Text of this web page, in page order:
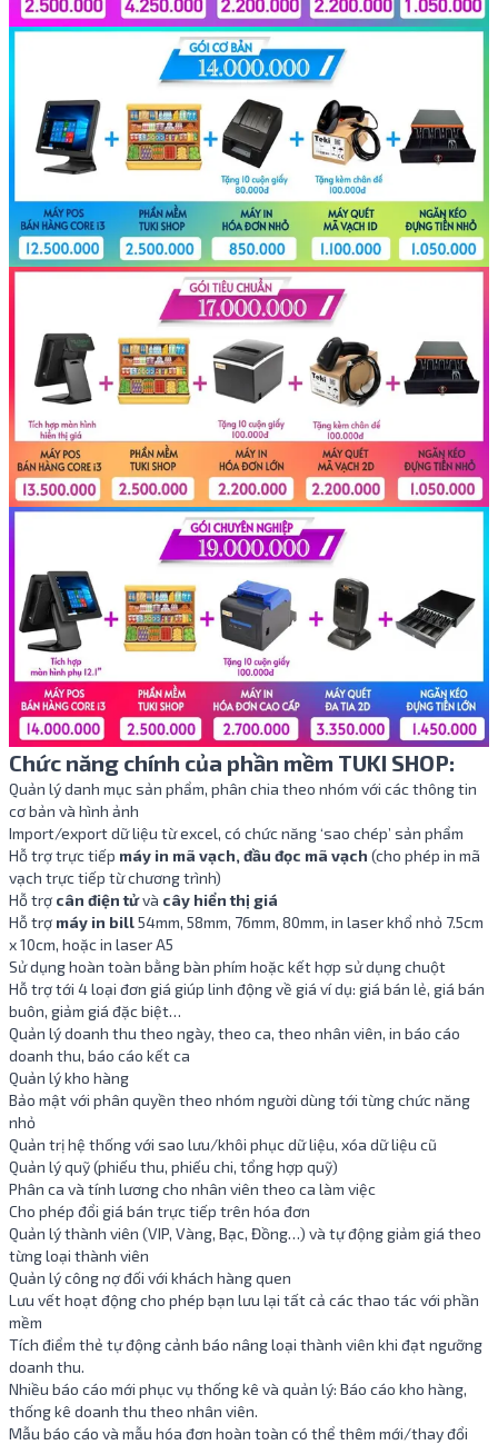
Chức năng chính của phần mềm TUKI SHOP:
Quản lý danh mục sản phẩm, phân chia theo nhóm với các thông tin
cơ bản và hình ảnh
Import/export dữ liệu từ excel, có chức năng ‘sao chép’ sản phẩm
Hỗ trợ trực tiếp máy in mã vạch, đầu đọc mã vạch (cho phép in mã
vạch trực tiếp từ chương trình)
Hỗ trợ cân điện tửvà cây hiển thị giá
Hỗ trợ máy in bill54mm, 58mm, 76mm, 80mm, in laser khổ nhỏ 7.5cm
x 10cm, hoặc in laser A5
Sử dụng hoàn toàn bằng bàn phím hoặc kết hợp sử dụng chuột
Hỗ trợ tới 4 loại đơn giá giúp linh động về giá ví dụ: giá bán lẻ, giá bán
buôn, giảm giá đặc biệt…
Quản lý doanh thu theo ngày, theo ca, theo nhân viên, in báo cáo
doanh thu, báo cáo kết ca
Quản lý kho hàng
Bảo mật với phân quyền theo nhóm người dùng tới từng chức năng
nhỏ
Quản trị hệ thống với sao lưu/khôi phục dữ liệu, xóa dữ liệu cũ
Quản lý quỹ (phiếu thu, phiếu chi, tổng hợp quỹ)
Phân ca và tính lương cho nhân viên theo ca làm việc
Cho phép đổi giá bán trực tiếp trên hóa đơn
Quản lý thành viên (VIP, Vàng, Bạc, Đồng…) và tự động giảm giá theo
từng loại thành viên
Quản lý công nợ đối với khách hàng quen
Lưu vết hoạt động cho phép bạn lưu lại tất cả các thao tác với phần
mềm
Tích điểm thẻ tự động cảnh báo nâng loại thành viên khi đạt ngưỡng
doanh thu.
Nhiều báo cáo mới phục vụ thống kê và quản lý: Báo cáo kho hàng,
thống kê doanh thu theo nhân viên.
Mẫu báo cáo và mẫu hóa đơn hoàn toàn có thể thêm mới/thay đổi